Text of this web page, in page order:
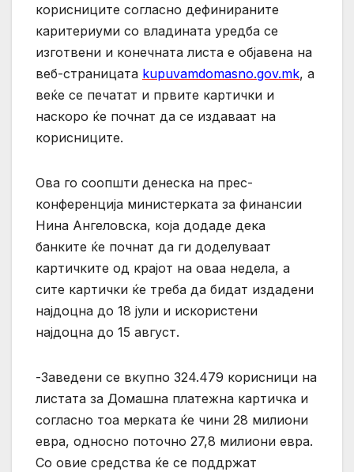
корисниците согласно дефинираните
каритериуми со владината уредба се
изготвени и конечната листа е објавена на
веб-страницата kupuvamdomasno.gov.mk, а
веќе се печатат и првите картички и
наскоро ќе почнат да се издаваат на
корисниците.
Ова го соопшти денеска на прес-
конференција министерката за финансии
Нина Ангеловска, која додаде дека
банките ќе почнат да ги доделуваат
картичките од крајот на оваа недела, а
сите картички ќе треба да бидат издадени
најдоцна до 18 јули и искористени
најдоцна до 15 август.
-Заведени се вкупно 324.479 корисници на
листата за Домашна платежна картичка и
согласно тоа мерката ќе чини 28 милиони
евра, односно поточно 27,8 милиони евра.
Со овие средства ќе се поддржат